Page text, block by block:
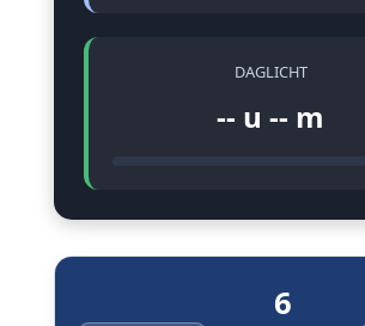
DAGLICHT
-- u -- m
6